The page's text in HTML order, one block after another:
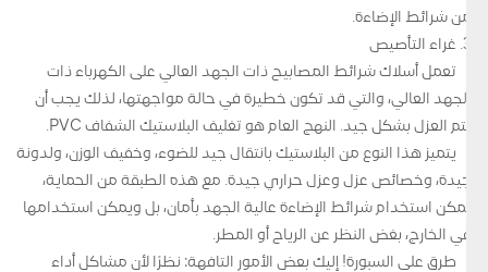
من شرائط الإضاءة.
تعمل أسلاك شرائط المصابيح ذات الجهد العالي على الكهرباء ذات
الجهد العالي، والتي قد تكون خطيرة في حالة مواجهتها، لذلك يجب أن
يتم العزل بشكل جيد. النهج العام هو تغليف البلاستيك الشفاف PVC.
يتميز هذا النوع من البلاستيك بانتقال جيد للضوء، وخفيف الوزن، ولدونة
جيدة، وخصائص عزل وعزل حراري جيدة. مع هذه الطبقة من الحماية،
يمكن استخدام شرائط الإضاءة عالية الجهد بأمان، بل ويمكن استخدامها
في الخارج، بغض النظر عن الرياح أو المطر.
طرق على السبورة! إليك بعض الأمور التافهة: نظرًا لأن مشاكل أداء